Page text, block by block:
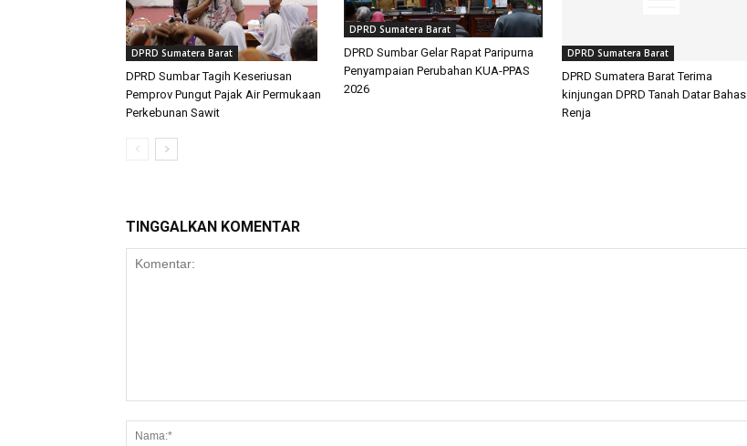
DPRD Sumatera Barat
DPRD Sumbar Tagih Keseriusan
Pemprov Pungut Pajak Air Permukaan
Perkebunan Sawit
DPRD Sumatera Barat
DPRD Sumbar Gelar Rapat Paripurna
Penyampaian Perubahan KUA-PPAS
2026
DPRD Sumatera Barat
DPRD Sumatera Barat Terima
kinjungan DPRD Tanah Datar Bahas
Renja
TINGGALKAN KOMENTAR